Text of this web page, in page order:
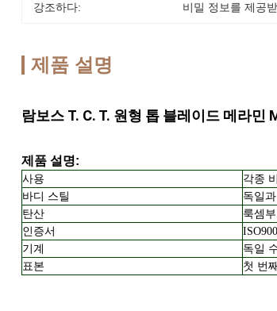
강조하다: 비밀 정보를 제공
제품 설명
람보스 T. C. T. 원형 톱 블레이드 메라민
제품 설명:
사용
각종
바디 스틸
독일
탄산
룩셈
인증서
기계
독일
표본
첫 번